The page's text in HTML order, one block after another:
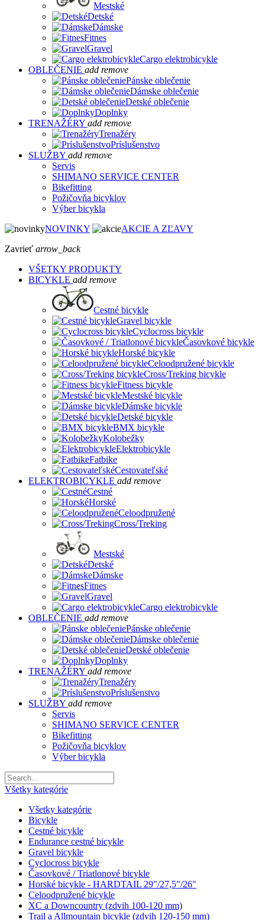
Mestské
Detské
Dámske
Fitnes
Gravel
Cargo elektrobicykle
OBLEČENIE add remove
Pánske oblečenie
Dámske oblečenie
Detské oblečenie
Doplnky
TRENAŽÉRY add remove
Trenažéry
Príslušenstvo
SLUŽBY add remove
Servis
SHIMANO SERVICE CENTER
Bikefitting
Požičovňa bicyklov
Výber bicykla
NOVINKY
AKCIE A ZĽAVY
Zavrieť arrow_back
VŠETKY PRODUKTY
BICYKLE add remove
Cestné bicykle
Gravel bicykle
Cyclocross bicykle
Časovkové bicykle
Horské bicykle
Celoodpružené bicykle
Cross/Treking bicykle
Fitness bicykle
Mestské bicykle
Dámske bicykle
Detské bicykle
BMX bicykle
Kolobežky
Elektrobicykle
Fatbike
Cestovateľské
ELEKTROBICYKLE add remove
Cestné
Horské
Celoodpružené
Cross/Treking
Mestské
Detské
Dámske
Fitnes
Gravel
Cargo elektrobicykle
OBLEČENIE add remove
Pánske oblečenie
Dámske oblečenie
Detské oblečenie
Doplnky
TRENAŽÉRY add remove
Trenažéry
Príslušenstvo
SLUŽBY add remove
Servis
SHIMANO SERVICE CENTER
Bikefitting
Požičovňa bicyklov
Výber bicykla
Všetky kategórie
Všetky kategórie
Bicykle
Cestné bicykle
Endurance cestné bicykle
Gravel bicykle
Cyclocross bicykle
Časovkové / Triatlonové bicykle
Horské bicykle - HARDTAIL 29"/27,5"/26"
Celoodpružené bicykle
XC a Downcountry (zdvih 100-120 mm)
Trail a Allmountain bicykle (zdvih 120-150 mm)